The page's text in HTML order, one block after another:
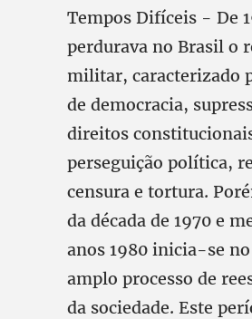
Tempos Difíceis - De
perdurava no Brasil o
militar, caracterizado
de democracia,
direitos
perseguição política,
censura e tortura.
da década de 1970 e
anos 1980 inicia-se
amplo processo de
da sociedade. Este